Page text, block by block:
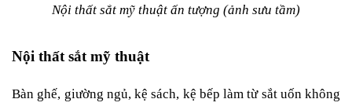
Nội thất sắt mỹ thuật ấn tượng (ảnh sưu tầm)
Nội thất sắt mỹ thuật
Bàn ghế, giường ngủ, kệ sách, kệ bếp làm từ sắt uốn không